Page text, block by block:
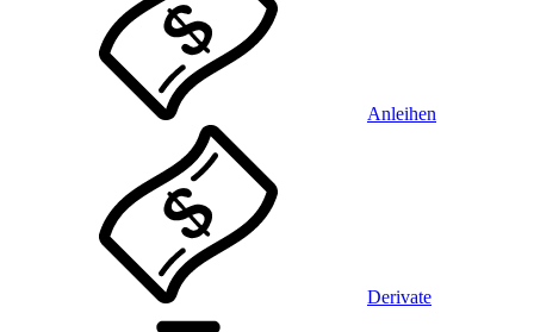
Anleihen
Derivate